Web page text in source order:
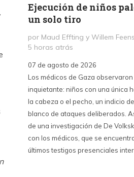
Ejecución de niños
un solo tiro
por Maud Effting y Willem
5 horas atrás
07 de agosto de 2026
Los médicos de Gaza
inquietante: niños con una única
la cabeza o el pecho, un indicio
blanco de ataques deliberados.
de una investigación de De
con los médicos, que se
últimos testigos presenciales